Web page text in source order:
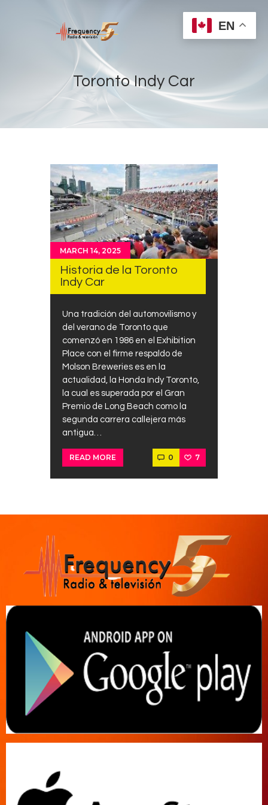
Toronto Indy Car
Shows
Sports
News
Events
Store
Contacts
MARCH 14, 2025
Historia de la Toronto
Indy Car
Una tradición del automovilismo y
del verano de Toronto que
comenzó en 1986 en el Exhibition
Place con el firme respaldo de
Molson Breweries es en la
actualidad, la Honda Indy Toronto,
la cual es superada por el Gran
Premio de Long Beach como la
segunda carrera callejera más
antigua…
READ MORE 0 7
EN